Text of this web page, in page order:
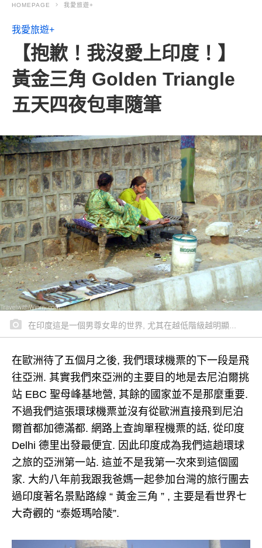
HOMEPAGE 我愛旅遊+
我愛旅遊+
【抱歉！我沒愛上印度！】
黃金三角 Golden Triangle
五天四夜包車隨筆
在印度這是一個男尊女卑的世界, 尤其在越低階級越明顯...
在歐洲待了五個月之後, 我們環球機票的下一段是飛
往亞洲. 其實我們來亞洲的主要目的地是去尼泊爾挑
站 EBC 聖母峰基地營, 其餘的國家並不是那麼重要.
不過我們這張環球機票並沒有從歐洲直接飛到尼泊
爾首都加德滿都. 網路上查詢單程機票的話, 從印度
Delhi 德里出發最便宜. 因此印度成為我們這趟環球
之旅的亞洲第一站. 這並不是我第一次來到這個國
家. 大約八年前我跟我爸媽一起參加台灣的旅行團去
過印度著名景點路線 “ 黃金三角 ” , 主要是看世界七
大奇觀的 “泰姬瑪哈陵”.